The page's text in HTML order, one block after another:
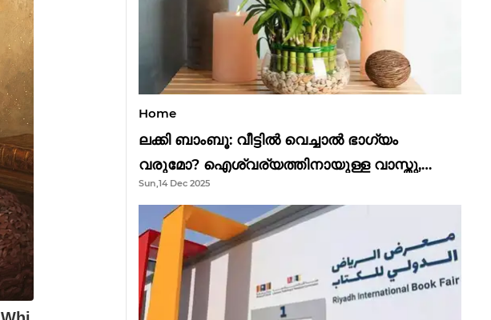
Home
ലക്കി ബാംബൂ: വീട്ടിൽ വെച്ചാൽ ഭാഗ്യം
വരുമോ? ഐശ്വര്യത്തിനായുള്ള വാസ്തു,
ഫെങ് ഷൂയി വിശ്വാസങ്ങൾ
Sun,14 Dec 2025